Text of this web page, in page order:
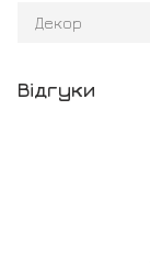
Декор
Відгуки